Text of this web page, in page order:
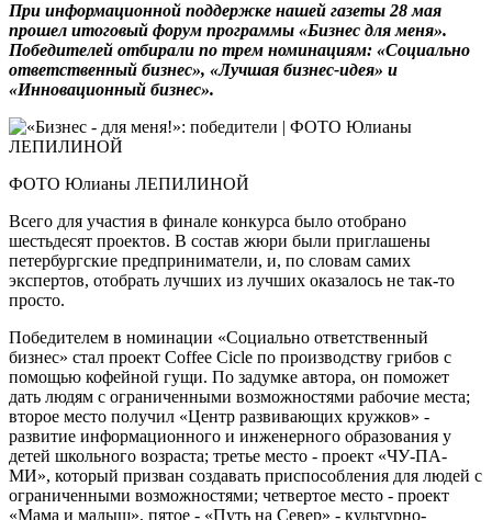
При информационной поддержке нашей газеты 28 мая
прошел итоговый форум программы «Бизнес для меня».
Победителей отбирали по трем номинациям: «Социально
ответственный бизнес», «Лучшая бизнес-идея» и
«Инновационный бизнес».
ФОТО Юлианы ЛЕПИЛИНОЙ
Всего для участия в финале конкурса было отобрано
шестьдесят проектов. В состав жюри были приглашены
петербургские предприниматели, и, по словам самих
экспертов, отобрать лучших из лучших оказалось не так-то
просто.
Победителем в номинации «Социально ответственный
бизнес» стал проект Coffee Cicle по производству грибов с
помощью кофейной гущи. По задумке автора, он поможет
дать людям с ограниченными возможностями рабочие места;
второе место получил «Центр развивающих кружков» -
развитие информационного и инженерного образования у
детей школьного возраста; третье место - проект «ЧУ-ПА-
МИ», который призван создавать приспособления для людей с
ограниченными возможностями; четвертое место - проект
«Мама и малыш», пятое - «Путь на Север» - культурно-